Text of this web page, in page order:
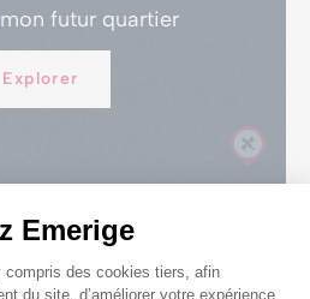
mon futur quartier
Explorer